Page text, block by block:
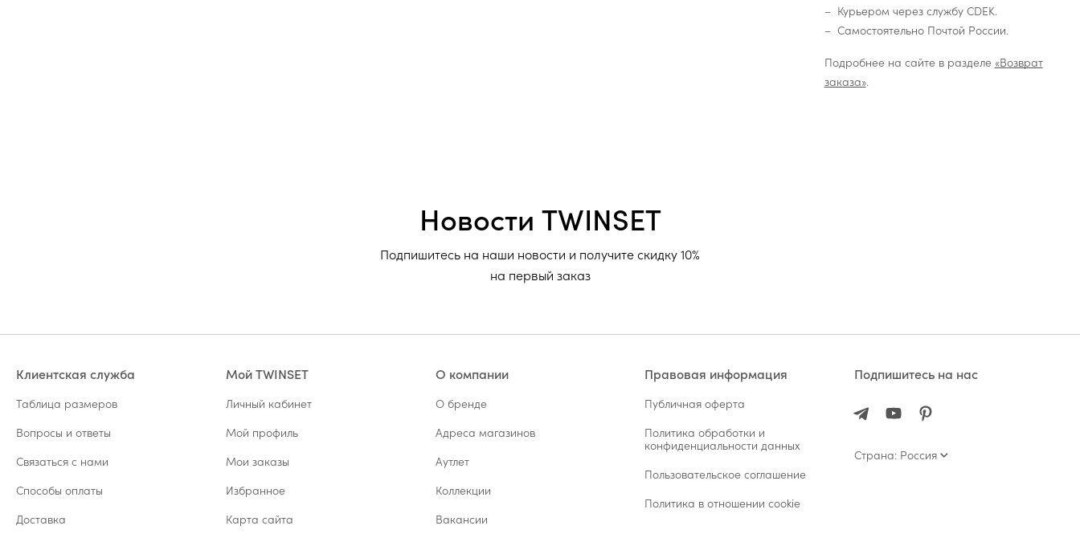
Курьером через службу CDEK.
Самостоятельно Почтой России.
Подробнее на сайте в разделе «Возврат
заказа».
Новости TWINSET
Подпишитесь на наши новости и получите скидку 10%
на первый заказ
Клиентская служба
Таблица размеров
Вопросы и ответы
Связаться с нами
Способы оплаты
Доставка
Мой TWINSET
Личный кабинет
Мой профиль
Мои заказы
Избранное
Карта сайта
О компании
О бренде
Адреса магазинов
Аутлет
Коллекции
Вакансии
Правовая информация
Публичная оферта
Политика обработки и
конфиденциальности данных
Пользовательское соглашение
Политика в отношении cookie
Подпишитесь на нас
Страна: Россия